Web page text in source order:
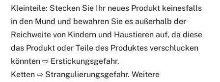
Kleinteile: Stecken Sie Ihr neues Produkt keinesfalls
in den Mund und bewahren Sie es außerhalb der
Reichweite von Kindern und Haustieren auf, da diese
das Produkt oder Teile des Produktes verschlucken
könnten ⇨ Erstickungsgefahr.
Ketten ⇨ Strangulierungsgefahr. Weitere